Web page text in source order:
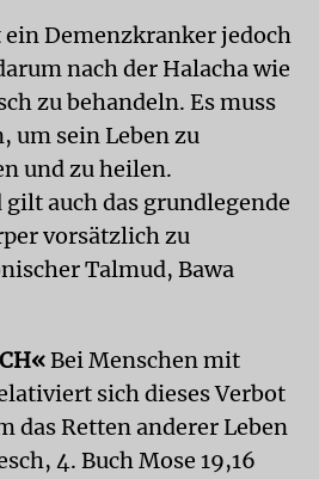
Demenzkranker jedoch
nach der Halacha wie
zu behandeln. Es muss
um sein Leben zu
und zu heilen.
auch das grundlegende
vorsätzlich zu
Talmud, Bawa
Bei Menschen mit
sich dieses Verbot
das Retten anderer Leben
4. Buch Mose 19,16